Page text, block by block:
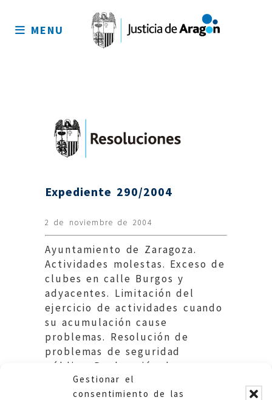
Gestionar el
consentimiento de las
sitio
MENU
Expediente 290/2004
2 de noviembre de 2004
Ayuntamiento de Zaragoza.
Actividades molestas. Exceso de
clubes en calle Burgos y
adyacentes. Limitación del
ejercicio de actividades cuando
su acumulación cause
problemas. Resolución de
problemas de seguridad
pública. Declaración de zona
saturada.